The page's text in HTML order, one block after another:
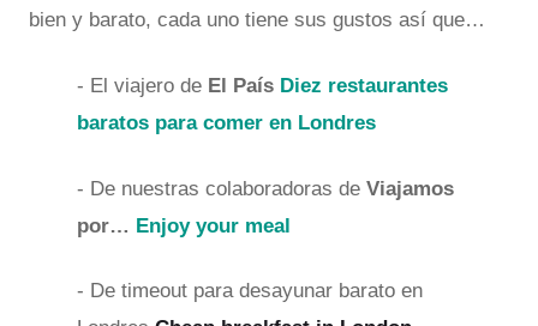
bien y barato, cada uno tiene sus gustos así que…
- El viajero de El País Diez restaurantes
baratos para comer en Londres
- De nuestras colaboradoras de Viajamos
por… Enjoy your meal
- De timeout para desayunar barato en